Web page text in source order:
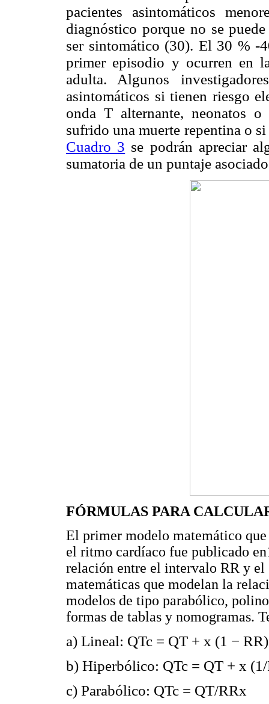
pacientes asintomáticos
diagnóstico porque no se
ser sintomático (30). El 30 % -
primer episodio y ocurren en
adulta. Algunos
asintomáticos si tienen riesgo
onda T alternante, neonatos o
sufrido una muerte repentina o
Cuadro 3 se podrán apreciar
sumatoria de un puntaje
FÓRMULAS PARA
El primer modelo matemático
el ritmo cardíaco fue publicado
relación entre el intervalo RR y
matemáticas que modelan la
modelos de tipo parabólico,
formas de tablas y nomogramas.
a) Lineal: QTc = QT + x (1 − RR)
b) Hiperbólico: QTc = QT + x
c) Parabólico: QTc = QT/RRx